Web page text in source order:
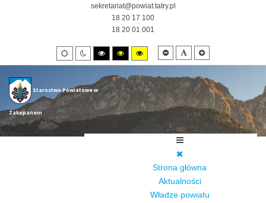
sekretariat@powiat.tatry.pl
18 20 17 100
18 20 01 001
Default
mode
Night
mode
High
contrast
black/white
mode.
High
contrast
black/yellow
mode.
High
contrast
yellow/black
mode.
Smaller
font
Default
font
Starostwo Powiatowe w
Zakopanem
Strona główna
Aktualności
Władze powiatu